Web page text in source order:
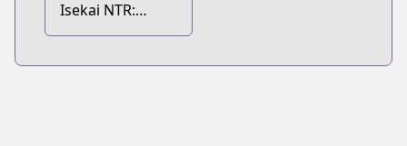
Isekai NTR:
Nakama ni